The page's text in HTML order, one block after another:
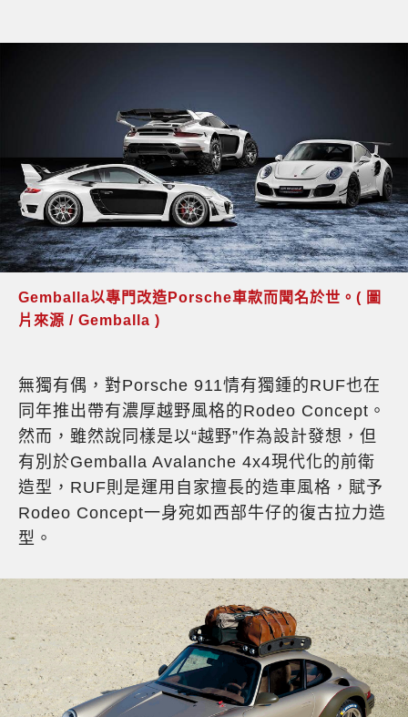
Gemballa以專門改造Porsche車款而聞名於世。( 圖
片來源 / Gemballa )
無獨有偶，對Porsche 911情有獨鍾的RUF也在
同年推出帶有濃厚越野風格的Rodeo Concept。
然而，雖然說同樣是以“越野”作為設計發想，但
有別於Gemballa Avalanche 4x4現代化的前衛
造型，RUF則是運用自家擅長的造車風格，賦予
Rodeo Concept一身宛如西部牛仔的復古拉力造
型。